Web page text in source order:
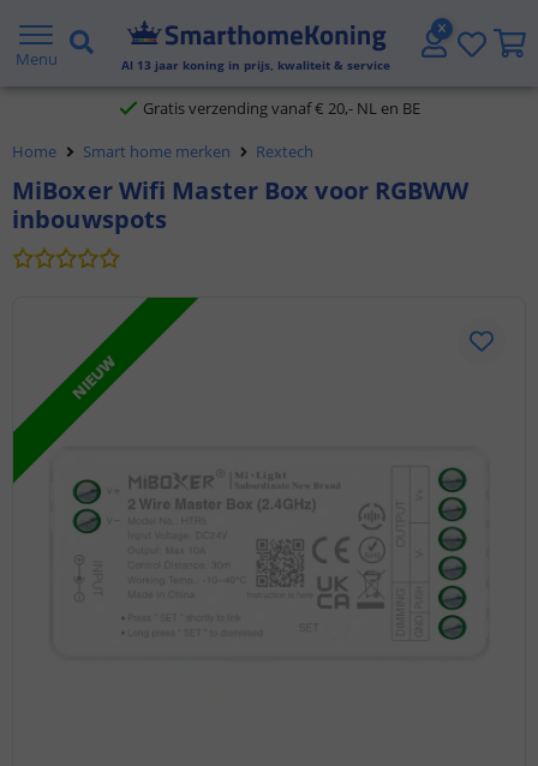
Menu Al 13 jaar koning in prijs, kwaliteit & service
2 jaar garantie
Gratis verzending vanaf € 20,- NL en BE
Klantbeoordeling 9.1
Voor 23:45 uur besteld,
Home Smart home merken Rextech
MiBoxer Wifi Master Box voor RGBWW
inbouwspots
NIEUW